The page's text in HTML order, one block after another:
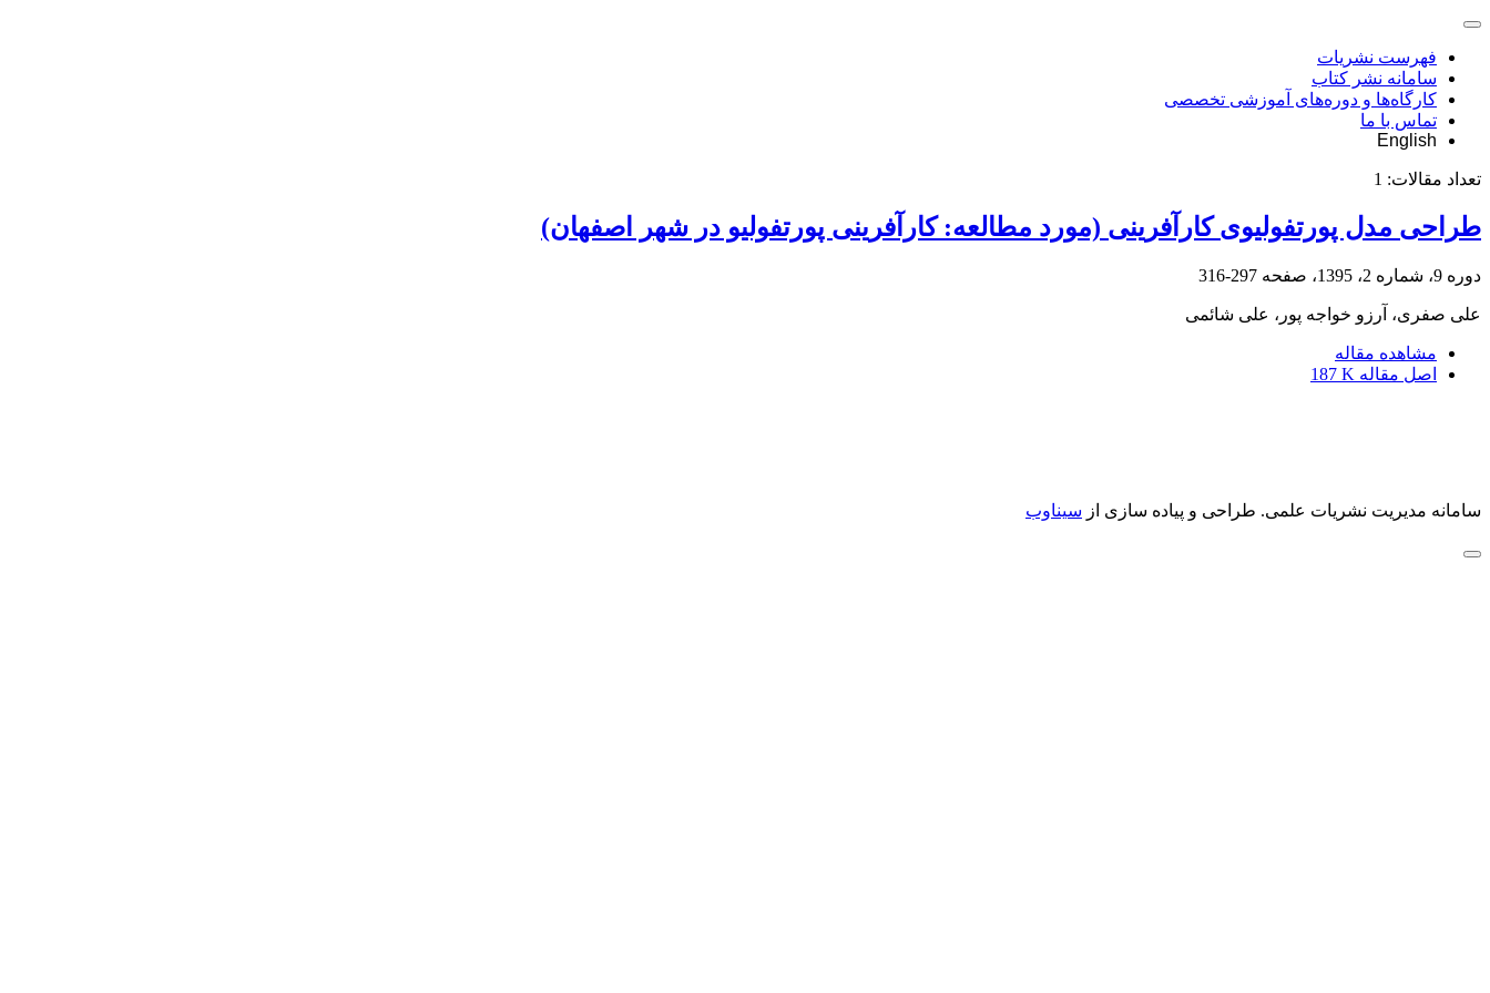
فهرست نشریات
سامانه نشر کتاب
کارگاه‌ها و دوره‌های آموزشی تخصصی
تماس با ما
English
تعداد مقالات: 1
طراحی مدل پورتفولیوی کارآفرینی (مورد مطالعه: کارآفرینی پورتفولیو در شهر اصفهان)
دوره 9، شماره 2، 1395، صفحه 297-316
علی صفری، آرزو خواجه پور، علی شائمی
مشاهده مقاله
اصل مقاله 187 K
سامانه مدیریت نشریات علمی. طراحی و پیاده سازی از سیناوب